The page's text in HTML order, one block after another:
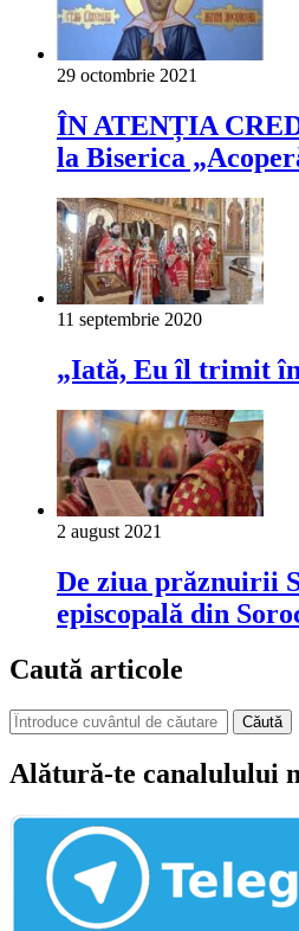
29 octombrie 2021
ÎN ATENȚIA
la Biserica
11 septembrie 2020
„Iată, Eu îl trimit
2 august 2021
De ziua prăznuirii
episcopală din
Caută articole
Căută
Alătură-te canalulului